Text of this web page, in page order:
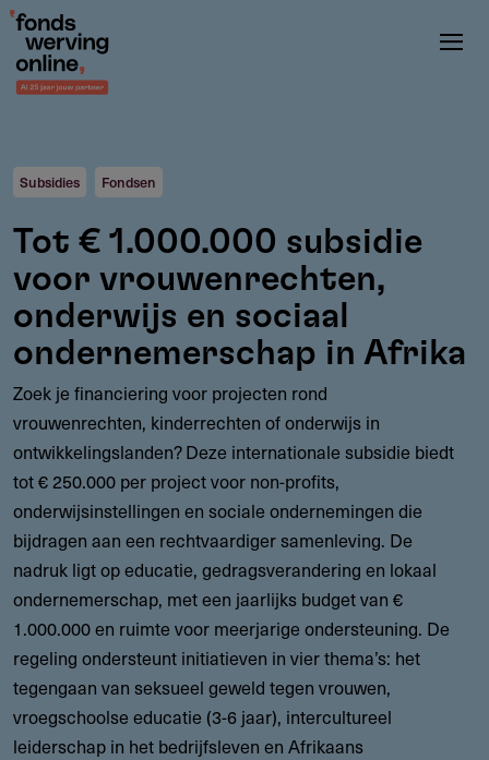
Overslaan
naar
de
gaan
Subsidies Fondsen
Tot € 1.000.000 subsidie
voor vrouwenrechten,
onderwijs en sociaal
ondernemerschap in Afrika
Zoek je financiering voor projecten rond
vrouwenrechten, kinderrechten of onderwijs in
ontwikkelingslanden? Deze internationale subsidie biedt
tot € 250.000 per project voor non-profits,
onderwijsinstellingen en sociale ondernemingen die
bijdragen aan een rechtvaardiger samenleving. De
nadruk ligt op educatie, gedragsverandering en lokaal
ondernemerschap, met een jaarlijks budget van €
1.000.000 en ruimte voor meerjarige ondersteuning. De
regeling ondersteunt initiatieven in vier thema’s: het
tegengaan van seksueel geweld tegen vrouwen,
vroegschoolse educatie (3-6 jaar), intercultureel
leiderschap in het bedrijfsleven en Afrikaans